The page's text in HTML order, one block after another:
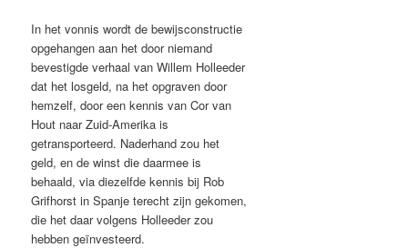
In het vonnis wordt de bewijsconstructie
opgehangen aan het door niemand
bevestigde verhaal van Willem Holleeder
dat het losgeld, na het opgraven door
hemzelf, door een kennis van Cor van
Hout naar Zuid-Amerika is
getransporteerd. Naderhand zou het
geld, en de winst die daarmee is
behaald, via diezelfde kennis bij Rob
Grifhorst in Spanje terecht zijn gekomen,
die het daar volgens Holleeder zou
hebben geïnvesteerd.